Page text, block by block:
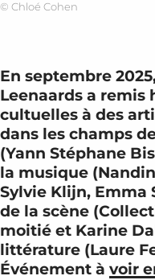
© Chloé Cohen
En septembre
Leenaards a remis
cultuelles à des
dans les champs
(Yann Stéphane
la musique
Sylvie Klijn, Emma
de la scène
moitié et Karine
littérature (Laure
Événement à voir